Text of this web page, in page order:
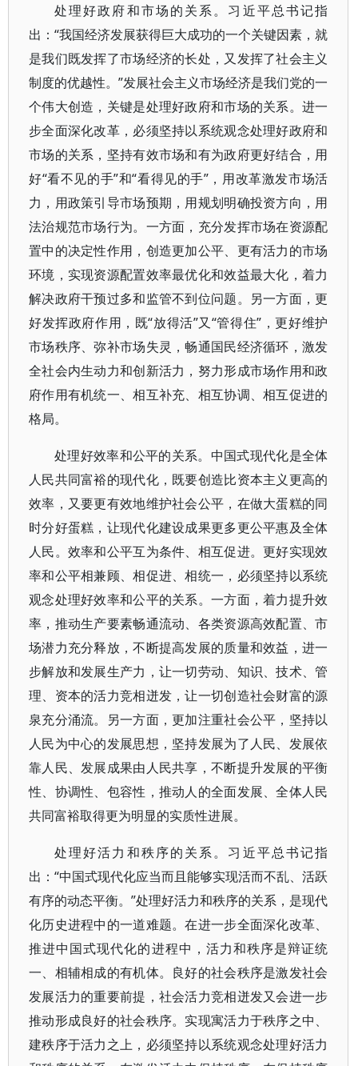
处理好政府和市场的关系。习近平总书记指
出：“我国经济发展获得巨大成功的一个关键因素，就
是我们既发挥了市场经济的长处，又发挥了社会主义
制度的优越性。”发展社会主义市场经济是我们党的一
个伟大创造，关键是处理好政府和市场的关系。进一
步全面深化改革，必须坚持以系统观念处理好政府和
市场的关系，坚持有效市场和有为政府更好结合，用
好“看不见的手”和“看得见的手”，用改革激发市场活
力，用政策引导市场预期，用规划明确投资方向，用
法治规范市场行为。一方面，充分发挥市场在资源配
置中的决定性作用，创造更加公平、更有活力的市场
环境，实现资源配置效率最优化和效益最大化，着力
解决政府干预过多和监管不到位问题。另一方面，更
好发挥政府作用，既“放得活”又“管得住”，更好维护
市场秩序、弥补市场失灵，畅通国民经济循环，激发
全社会内生动力和创新活力，努力形成市场作用和政
府作用有机统一、相互补充、相互协调、相互促进的
格局。
处理好效率和公平的关系。中国式现代化是全体
人民共同富裕的现代化，既要创造比资本主义更高的
效率，又要更有效地维护社会公平，在做大蛋糕的同
时分好蛋糕，让现代化建设成果更多更公平惠及全体
人民。效率和公平互为条件、相互促进。更好实现效
率和公平相兼顾、相促进、相统一，必须坚持以系统
观念处理好效率和公平的关系。一方面，着力提升效
率，推动生产要素畅通流动、各类资源高效配置、市
场潜力充分释放，不断提高发展的质量和效益，进一
步解放和发展生产力，让一切劳动、知识、技术、管
理、资本的活力竞相迸发，让一切创造社会财富的源
泉充分涌流。另一方面，更加注重社会公平，坚持以
人民为中心的发展思想，坚持发展为了人民、发展依
靠人民、发展成果由人民共享，不断提升发展的平衡
性、协调性、包容性，推动人的全面发展、全体人民
共同富裕取得更为明显的实质性进展。
处理好活力和秩序的关系。习近平总书记指
出：“中国式现代化应当而且能够实现活而不乱、活跃
有序的动态平衡。”处理好活力和秩序的关系，是现代
化历史进程中的一道难题。在进一步全面深化改革、
推进中国式现代化的进程中，活力和秩序是辩证统
一、相辅相成的有机体。良好的社会秩序是激发社会
发展活力的重要前提，社会活力竞相迸发又会进一步
推动形成良好的社会秩序。实现寓活力于秩序之中、
建秩序于活力之上，必须坚持以系统观念处理好活力